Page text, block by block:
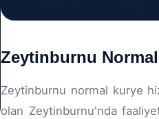
Zeytinburnu
Zeytinburnu normal kurye
olan Zeytinburnu'nda